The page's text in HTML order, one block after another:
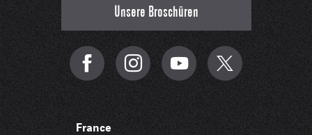
Unsere Broschüren
France